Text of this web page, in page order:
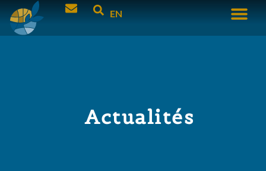
EN
Actualités